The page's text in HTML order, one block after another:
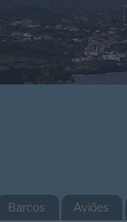
Barcos Aviões